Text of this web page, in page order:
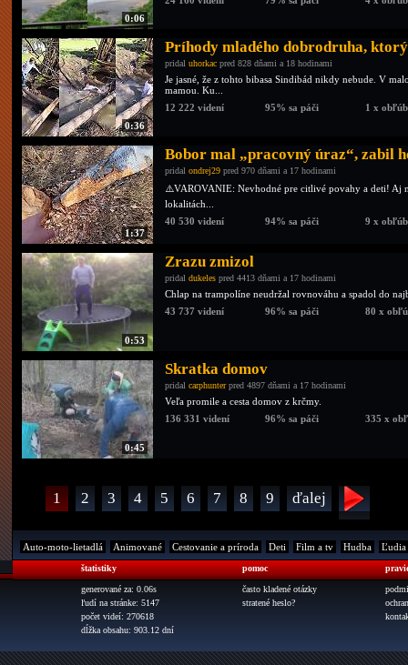
0:06
0:36
Príhody mladého dobrodruha,
pridal uhorkac pred 828 dňami a 18 hodinami
Je jasné, že z tohto bibasa Sindibád nikdy nebude. V
mamou. Ku...
12 222 videní
95% sa páči 1 x
1:37
Bobor mal „pracovný úraz“, zabil
pridal ondrej29 pred 970 dňami a 17 hodinami
⚠️VAROVANIE: Nevhodné pre citlivé povahy a deti! Aj
lokalitách...
40 530 videní
94% sa páči 9 x
0:53
Zrazu zmizol
pridal dukeles pred 4413 dňami a 17 hodinami
Chlap na trampolíne neudržal rovnováhu a spadol do
43 737 videní
96% sa páči 80 x
0:45
Skratka domov
pridal carphunterpred 4897 dňami a 17 hodinami
Veľa promile a cesta domov z krčmy.
136 331 videní
96% sa páči 335 x
1 2 3 4 5 6 7 8 9 ďalej
Auto-moto-lietadlá Animované Cestovanie a príroda Deti Film a tv Hudba Ľudia
štatistiky
generované za: 0.06s
ľudí na stránke: 5147
počet videí: 270618
dĺžka obsahu: 903.12 dní
pomoc
často kladené otázky
stratené heslo?